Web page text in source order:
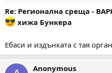
Re: Регионална среща -
хижа Бункера
Ебаси и издънката с тая
Anonymous